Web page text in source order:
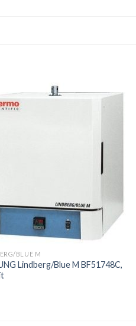
Wishlist
BLUE M
Lindberg/Blue M BF51748C,